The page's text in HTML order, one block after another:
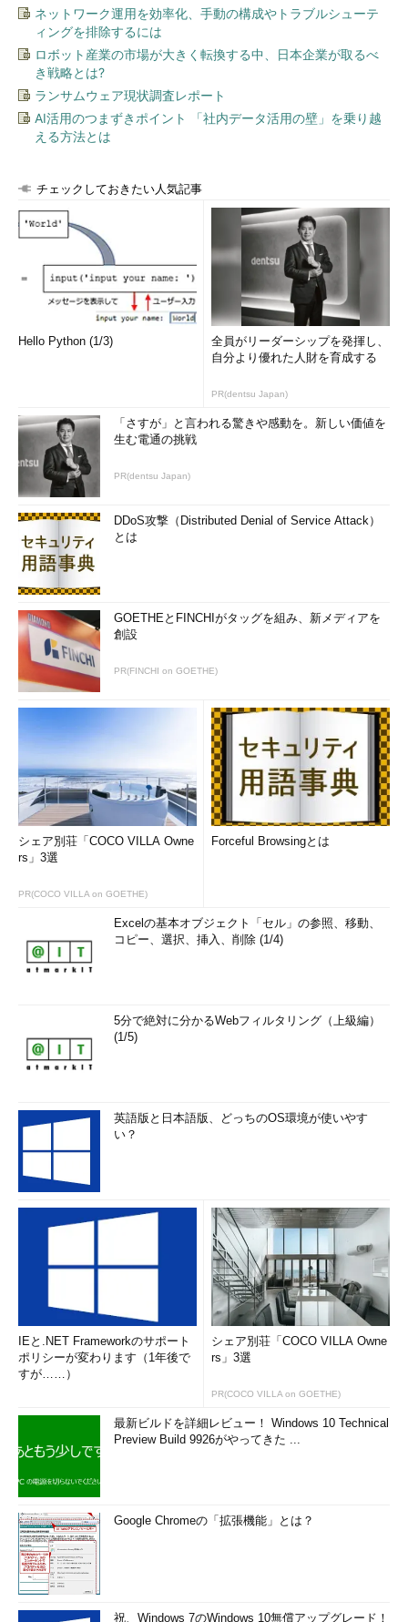
ネットワーク運用を効率化、手動の構成やトラブルシューテ
ィングを排除するには
ロボット産業の市場が大きく転換する中、日本企業が取るべ
き戦略とは?
ランサムウェア現状調査レポート
AI活用のつまずきポイント 「社内データ活用の壁」を乗り越
える方法とは
チェックしておきたい人気記事
Hello Python (1/3)
全員がリーダーシップを発揮し、
自分より優れた人財を育成する
PR(dentsu Japan)
「さすが」と言われる驚きや感動を。新しい価値を
生む電通の挑戦
PR(dentsu Japan)
DDoS攻撃（Distributed Denial of Service Attack）
とは
GOETHEとFINCHIがタッグを組み、新メディアを
創設
PR(FINCHI on GOETHE)
シェア別荘「COCO VILLA Owne
rs」3選
PR(COCO VILLA on GOETHE)
Forceful Browsingとは
Excelの基本オブジェクト「セル」の参照、移動、
コピー、選択、挿入、削除 (1/4)
5分で絶対に分かるWebフィルタリング（上級編）
(1/5)
英語版と日本語版、どっちのOS環境が使いやす
い？
IEと.NET Frameworkのサポート
ポリシーが変わります（1年後で
すが……）
シェア別荘「COCO VILLA Owne
rs」3選
PR(COCO VILLA on GOETHE)
最新ビルドを詳細レビュー！ Windows 10 Technical
Preview Build 9926がやってきた ...
Google Chromeの「拡張機能」とは？
祝、Windows 7のWindows 10無償アップグレード！